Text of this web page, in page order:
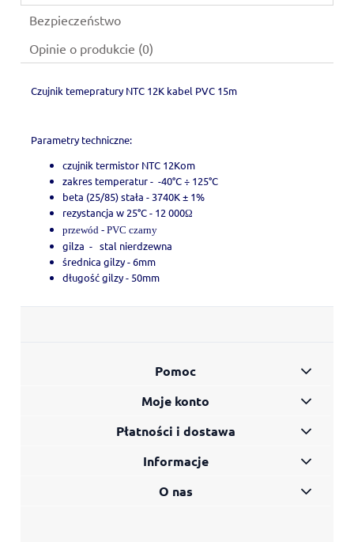
Bezpieczeństwo
Opinie o produkcie (0)
Czujnik temepratury NTC 12K kabel PVC 15m
Parametry techniczne:
czujnik termistor NTC 12Kom
zakres temperatur - -40°C ÷ 125°C
beta (25/85) stała - 3740K ± 1%
rezystancja w 25°C - 12 000Ω
przewód - PVC czarny
gilza - stal nierdzewna
średnica gilzy - 6mm
długość gilzy - 50mm
Pomoc
Moje konto
Płatności i dostawa
Informacje
O nas